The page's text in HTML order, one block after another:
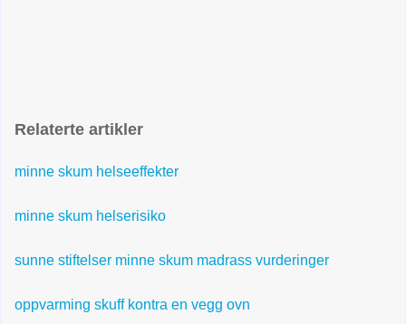
Relaterte artikler
minne skum helseeffekter
minne skum helserisiko
sunne stiftelser minne skum madrass vurderinger
oppvarming skuff kontra en vegg ovn